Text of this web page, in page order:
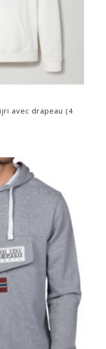
avec drapeau (4